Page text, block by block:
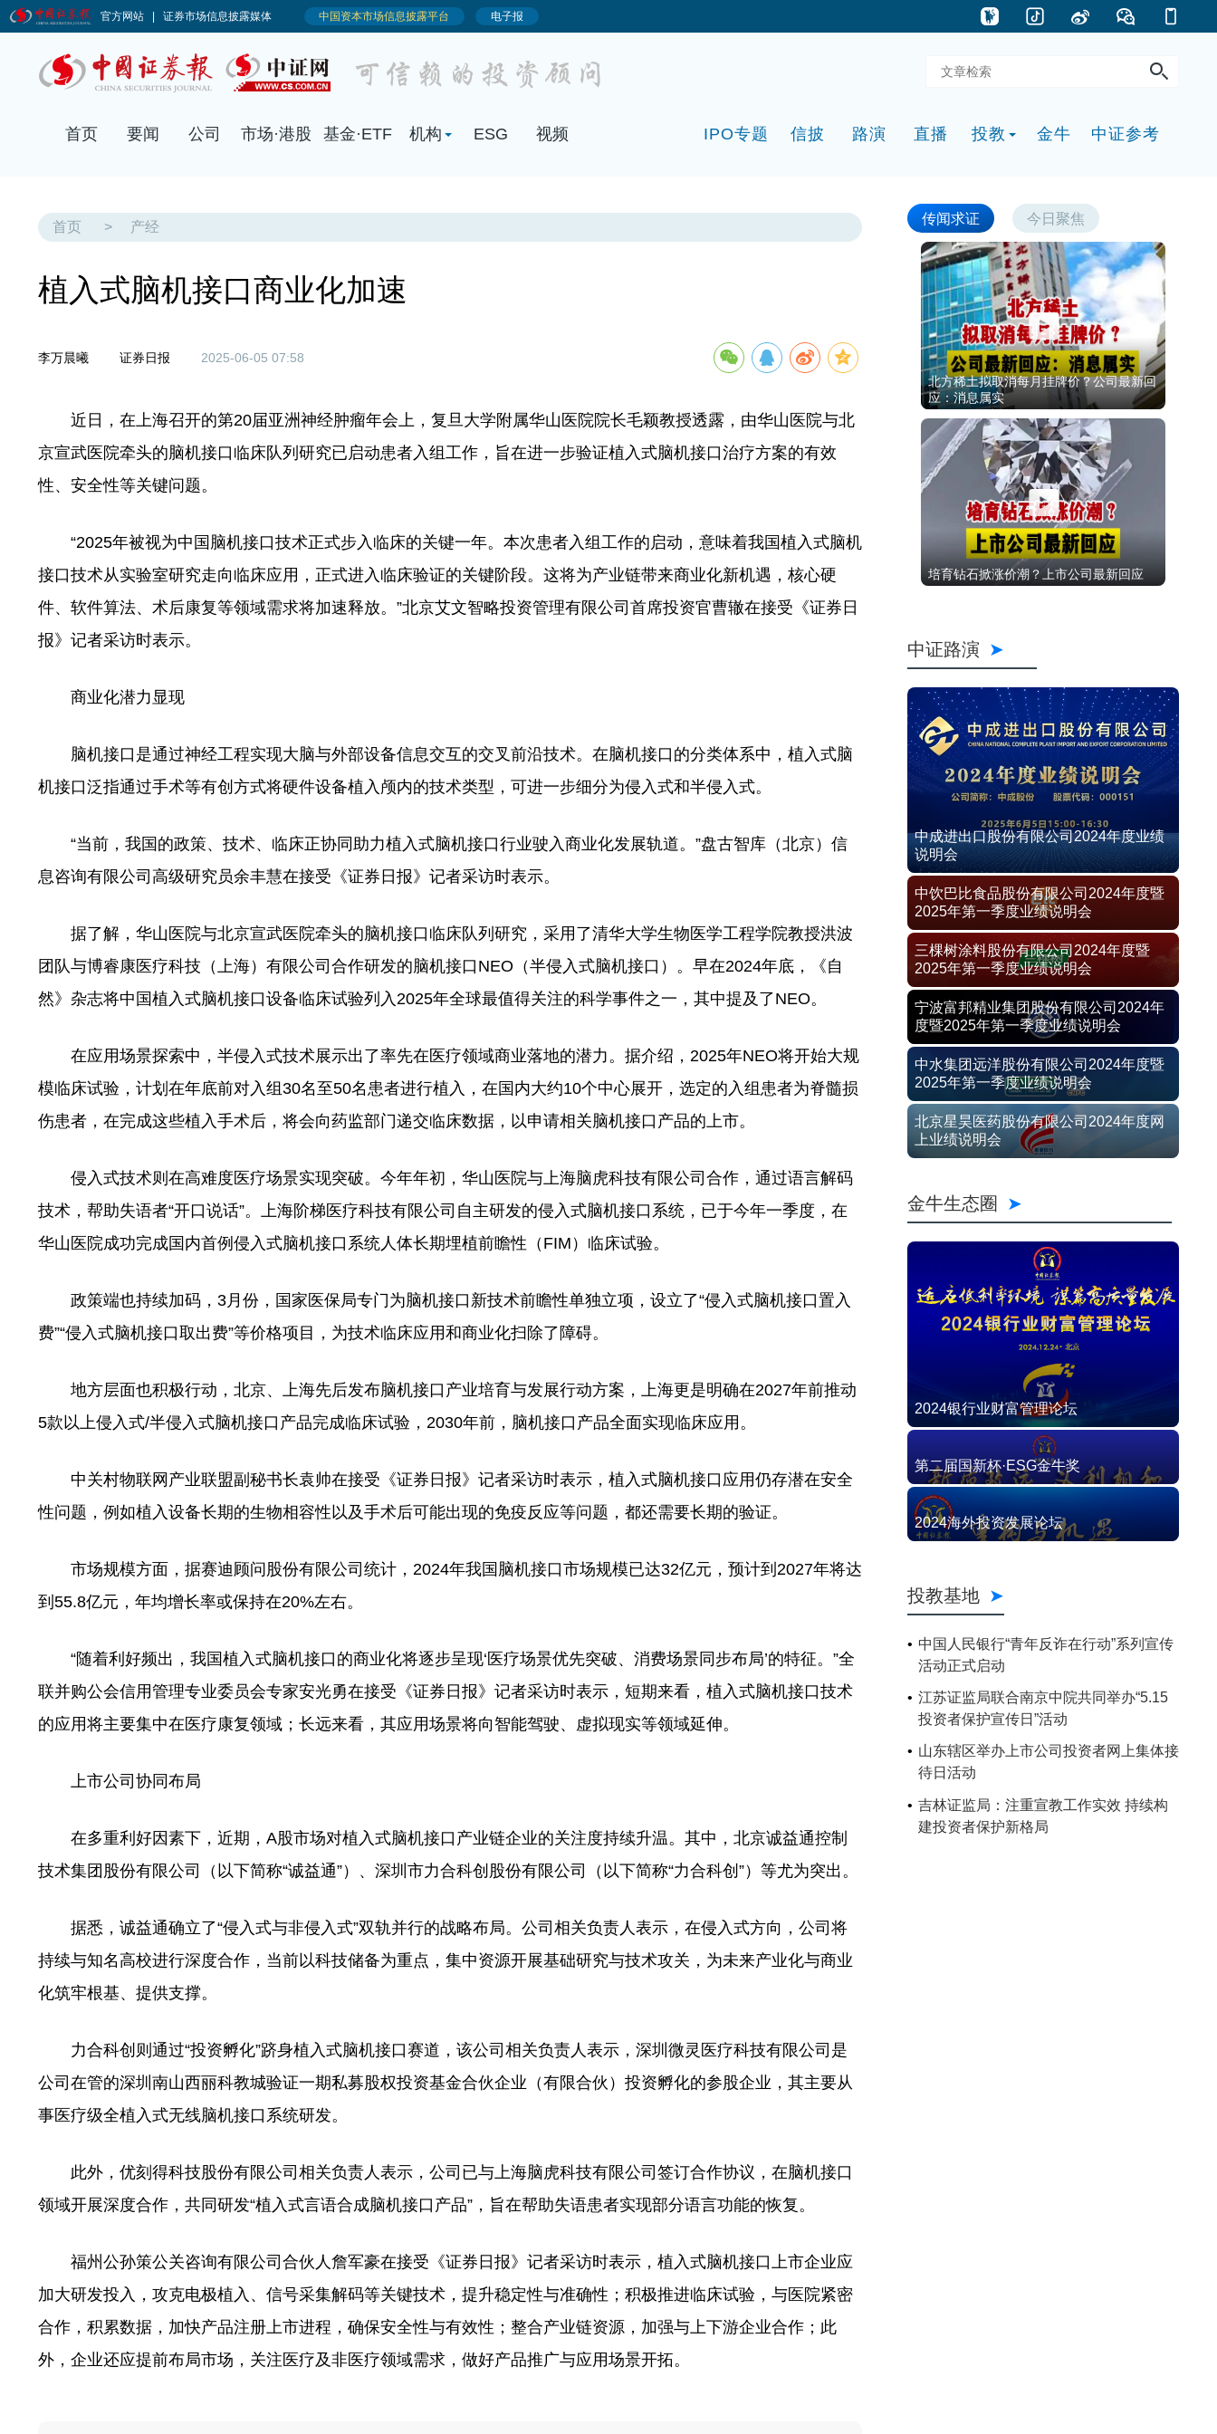
首页 要闻 公司 市场·港股 基金·ETF 机构 ESG 视频 IPO专题 信披 路演 直播 投教 金牛 中证参考
首页 > 产经
植入式脑机接口商业化加速
李万晨曦 证券日报 2025-06-05 07:58
近日，在上海召开的第20届亚洲神经肿瘤年会上，复旦大学附属华山医院院长毛颖教授透露，由华山医院与北
京宣武医院牵头的脑机接口临床队列研究已启动患者入组工作，旨在进一步验证植入式脑机接口治疗方案的有效
性、安全性等关键问题。
“2025年被视为中国脑机接口技术正式步入临床的关键一年。本次患者入组工作的启动，意味着我国植入式脑机
接口技术从实验室研究走向临床应用，正式进入临床验证的关键阶段。这将为产业链带来商业化新机遇，核心硬
件、软件算法、术后康复等领域需求将加速释放。”北京艾文智略投资管理有限公司首席投资官曹辙在接受《证券日
报》记者采访时表示。
商业化潜力显现
脑机接口是通过神经工程实现大脑与外部设备信息交互的交叉前沿技术。在脑机接口的分类体系中，植入式脑
机接口泛指通过手术等有创方式将硬件设备植入颅内的技术类型，可进一步细分为侵入式和半侵入式。
“当前，我国的政策、技术、临床正协同助力植入式脑机接口行业驶入商业化发展轨道。”盘古智库（北京）信
息咨询有限公司高级研究员余丰慧在接受《证券日报》记者采访时表示。
据了解，华山医院与北京宣武医院牵头的脑机接口临床队列研究，采用了清华大学生物医学工程学院教授洪波
团队与博睿康医疗科技（上海）有限公司合作研发的脑机接口NEO（半侵入式脑机接口）。早在2024年底，《自
然》杂志将中国植入式脑机接口设备临床试验列入2025年全球最值得关注的科学事件之一，其中提及了NEO。
在应用场景探索中，半侵入式技术展示出了率先在医疗领域商业落地的潜力。据介绍，2025年NEO将开始大规
模临床试验，计划在年底前对入组30名至50名患者进行植入，在国内大约10个中心展开，选定的入组患者为脊髓损
伤患者，在完成这些植入手术后，将会向药监部门递交临床数据，以申请相关脑机接口产品的上市。
侵入式技术则在高难度医疗场景实现突破。今年年初，华山医院与上海脑虎科技有限公司合作，通过语言解码
技术，帮助失语者“开口说话”。上海阶梯医疗科技有限公司自主研发的侵入式脑机接口系统，已于今年一季度，在
华山医院成功完成国内首例侵入式脑机接口系统人体长期埋植前瞻性（FIM）临床试验。
政策端也持续加码，3月份，国家医保局专门为脑机接口新技术前瞻性单独立项，设立了“侵入式脑机接口置入
费”“侵入式脑机接口取出费”等价格项目，为技术临床应用和商业化扫除了障碍。
地方层面也积极行动，北京、上海先后发布脑机接口产业培育与发展行动方案，上海更是明确在2027年前推动
5款以上侵入式/半侵入式脑机接口产品完成临床试验，2030年前，脑机接口产品全面实现临床应用。
中关村物联网产业联盟副秘书长袁帅在接受《证券日报》记者采访时表示，植入式脑机接口应用仍存潜在安全
性问题，例如植入设备长期的生物相容性以及手术后可能出现的免疫反应等问题，都还需要长期的验证。
市场规模方面，据赛迪顾问股份有限公司统计，2024年我国脑机接口市场规模已达32亿元，预计到2027年将达
到55.8亿元，年均增长率或保持在20%左右。
“随着利好频出，我国植入式脑机接口的商业化将逐步呈现‘医疗场景优先突破、消费场景同步布局’的特征。”全
联并购公会信用管理专业委员会专家安光勇在接受《证券日报》记者采访时表示，短期来看，植入式脑机接口技术
的应用将主要集中在医疗康复领域；长远来看，其应用场景将向智能驾驶、虚拟现实等领域延伸。
上市公司协同布局
在多重利好因素下，近期，A股市场对植入式脑机接口产业链企业的关注度持续升温。其中，北京诚益通控制
技术集团股份有限公司（以下简称“诚益通”）、深圳市力合科创股份有限公司（以下简称“力合科创”）等尤为突出。
据悉，诚益通确立了“侵入式与非侵入式”双轨并行的战略布局。公司相关负责人表示，在侵入式方向，公司将
持续与知名高校进行深度合作，当前以科技储备为重点，集中资源开展基础研究与技术攻关，为未来产业化与商业
化筑牢根基、提供支撑。
力合科创则通过“投资孵化”跻身植入式脑机接口赛道，该公司相关负责人表示，深圳微灵医疗科技有限公司是
公司在管的深圳南山西丽科教城验证一期私募股权投资基金合伙企业（有限合伙）投资孵化的参股企业，其主要从
事医疗级全植入式无线脑机接口系统研发。
此外，优刻得科技股份有限公司相关负责人表示，公司已与上海脑虎科技有限公司签订合作协议，在脑机接口
领域开展深度合作，共同研发“植入式言语合成脑机接口产品”，旨在帮助失语患者实现部分语言功能的恢复。
福州公孙策公关咨询有限公司合伙人詹军豪在接受《证券日报》记者采访时表示，植入式脑机接口上市企业应
加大研发投入，攻克电极植入、信号采集解码等关键技术，提升稳定性与准确性；积极推进临床试验，与医院紧密
合作，积累数据，加快产品注册上市进程，确保安全性与有效性；整合产业链资源，加强与上下游企业合作；此
外，企业还应提前布局市场，关注医疗及非医疗领域需求，做好产品推广与应用场景开拓。
传闻求证 今日聚焦
北方稀土拟取消每月挂牌价？公司最新回
应：消息属实
培育钻石掀涨价潮？上市公司最新回应
中证路演
中成进出口股份有限公司2024年度业绩
说明会
中饮巴比食品股份有限公司2024年度暨
2025年第一季度业绩说明会
三棵树涂料股份有限公司2024年度暨
2025年第一季度业绩说明会
宁波富邦精业集团股份有限公司2024年
度暨2025年第一季度业绩说明会
中水集团远洋股份有限公司2024年度暨
2025年第一季度业绩说明会
北京星昊医药股份有限公司2024年度网
上业绩说明会
金牛生态圈
2024银行业财富管理论坛
第二届国新杯·ESG金牛奖
2024海外投资发展论坛
投教基地
中国人民银行“青年反诈在行动”系列宣传
活动正式启动
江苏证监局联合南京中院共同举办“5.15
投资者保护宣传日”活动
山东辖区举办上市公司投资者网上集体接
待日活动
吉林证监局：注重宣教工作实效 持续构
建投资者保护新格局